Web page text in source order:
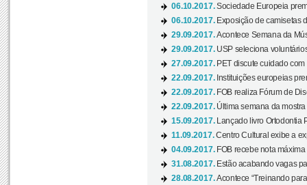
06.10.2017.Sociedade Europeia
06.10.2017. Exposição de camisetas
29.09.2017.Acontece Semana da
29.09.2017. USP seleciona
27.09.2017. PET discute cuidado
22.09.2017. Instituições europeias
22.09.2017. FOB realiza Fórum de
22.09.2017. Última semana da mostra
15.09.2017.
Lançado livro Ortodontia
11.09.2017.Centro Cultural exibe a
04.09.2017. FOB recebe nota
31.08.2017. Estão acabando vagas
28.08.2017.Acontece “Treinando